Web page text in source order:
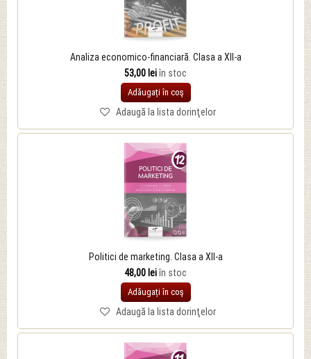
Analiza economico-financiară. Clasa a XII-a
53,00 leiîn stoc
Adăugați în coş
Adaugă la lista dorinţelor
Politici de marketing. Clasa a XII-a
48,00 leiîn stoc
Adăugați în coş
Adaugă la lista dorinţelor